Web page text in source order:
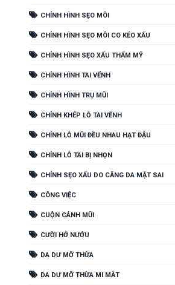
CHỈNH HÌNH SẸO MÔI
CHỈNH HÌNH SẸO MÔI CO KÉO XẤU
CHỈNH HÌNH SẸO XẤU THẨM MỸ
CHỈNH HÌNH TAI VỂNH
CHỈNH HÌNH TRỤ MŨI
CHỈNH KHÉP LỖ TAI VỂNH
CHỈNH LỖ MŨI ĐỀU NHAU HẠT ĐẬU
CHỈNH LỖ TAI BỊ NHỌN
CHỈNH SẸO XẤU DO CĂNG DA MẶT SAI
CÔNG VIỆC
CUỘN CÁNH MŨI
CƯỜI HỞ NƯỚU
DA DƯ MỠ THỪA
DA DƯ MỠ THỪA MI MẮT